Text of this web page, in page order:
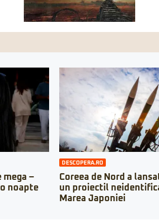
mega –
noapte
DESCOPERA.RO
Coreea de Nord a
un proiectil
Marea Japoniei